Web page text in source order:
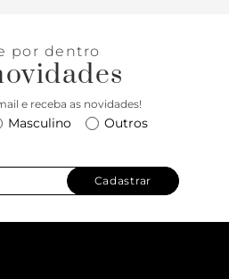
por dentro
e receba as novidades!
Masculino Outros
Cadastrar